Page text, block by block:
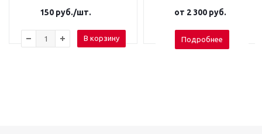
150 руб./шт.
В корзину
от 2 300 руб.
Подробнее